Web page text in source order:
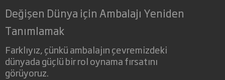
Değişen Dünya için Ambalajı Yeniden
Tanımlamak
Farklıyız, çünkü ambalajın çevremizdeki
dünyada güçlü bir rol oynama fırsatını
görüyoruz.